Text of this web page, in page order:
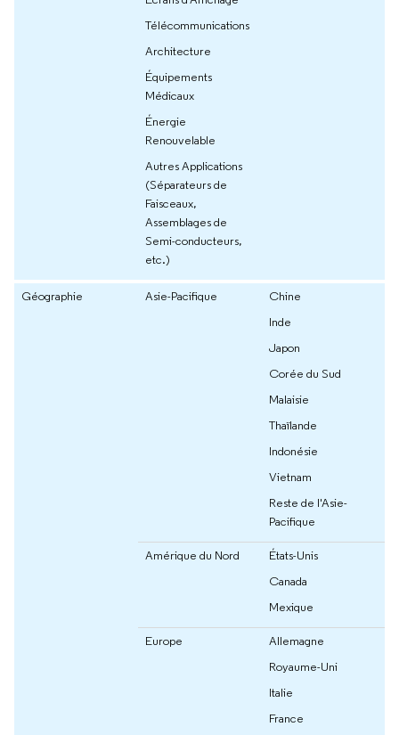
Télécommunications
Architecture
Équipements
Médicaux
Énergie
Renouvelable
Autres Applications
(Séparateurs de
Faisceaux,
Assemblages de
Semi-conducteurs,
etc.)
Géographie Asie-Pacifique
Chine
Inde
Japon
Corée du Sud
Malaisie
Thaïlande
Indonésie
Vietnam
Reste de l'Asie-
Pacifique
Amérique du Nord
États-Unis
Canada
Mexique
Europe
Allemagne
Royaume-Uni
Italie
France